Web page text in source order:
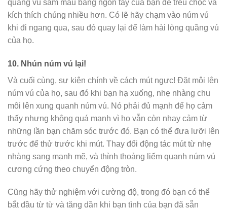
quầng vú sẫm màu bằng ngón tay của bạn để trêu chọc và
kích thích chúng nhiều hơn. Có lẽ hãy chạm vào núm vú
khi đi ngang qua, sau đó quay lại để làm hài lòng quầng vú
của họ.
10. Nhún núm vú lại!
Và cuối cùng, sự kiện chính về cách mút ngực! Đặt môi lên
núm vú của họ, sau đó khi bạn hạ xuống, nhẹ nhàng chu
môi lên xung quanh núm vú. Nó phải đủ mạnh để họ cảm
thấy nhưng không quá mạnh vì họ vẫn còn nhạy cảm từ
những lần bạn chăm sóc trước đó. Bạn có thể đưa lưỡi lên
trước để thử trước khi mút. Thay đổi động tác mút từ nhẹ
nhàng sang mạnh mẽ, và thỉnh thoảng liếm quanh núm vú
cương cứng theo chuyển động tròn.
Cũng hãy thử nghiệm với cường độ, trong đó bạn có thể
bắt đầu từ từ và tăng dần khi bạn tình của bạn đã sẵn